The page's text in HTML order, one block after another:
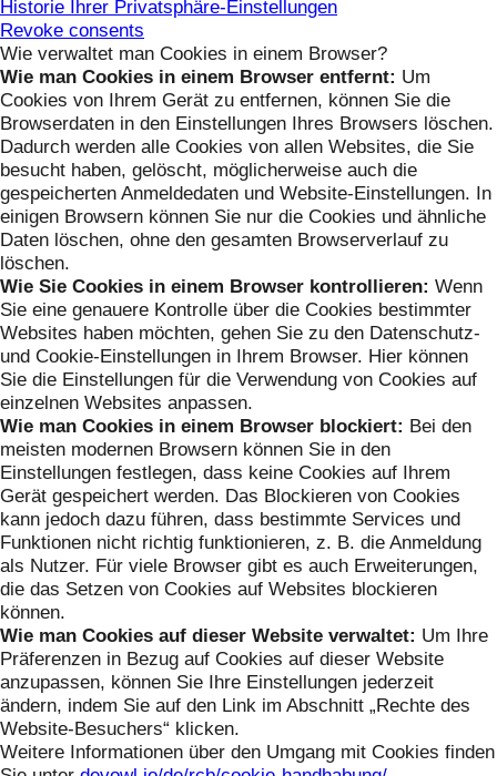
Historie Ihrer Privatsphäre-Einstellungen
Revoke consents
Wie verwaltet man Cookies in einem Browser?
Wie man Cookies in einem Browser entfernt: Um
Cookies von Ihrem Gerät zu entfernen, können Sie die
Browserdaten in den Einstellungen Ihres Browsers löschen.
Dadurch werden alle Cookies von allen Websites, die Sie
besucht haben, gelöscht, möglicherweise auch die
gespeicherten Anmeldedaten und Website-Einstellungen. In
einigen Browsern können Sie nur die Cookies und ähnliche
Daten löschen, ohne den gesamten Browserverlauf zu
löschen.
Wie Sie Cookies in einem Browser kontrollieren: Wenn
Sie eine genauere Kontrolle über die Cookies bestimmter
Websites haben möchten, gehen Sie zu den Datenschutz-
und Cookie-Einstellungen in Ihrem Browser. Hier können
Sie die Einstellungen für die Verwendung von Cookies auf
einzelnen Websites anpassen.
Wie man Cookies in einem Browser blockiert: Bei den
meisten modernen Browsern können Sie in den
Einstellungen festlegen, dass keine Cookies auf Ihrem
Gerät gespeichert werden. Das Blockieren von Cookies
kann jedoch dazu führen, dass bestimmte Services und
Funktionen nicht richtig funktionieren, z. B. die Anmeldung
als Nutzer. Für viele Browser gibt es auch Erweiterungen,
die das Setzen von Cookies auf Websites blockieren
können.
Wie man Cookies auf dieser Website verwaltet: Um Ihre
Präferenzen in Bezug auf Cookies auf dieser Website
anzupassen, können Sie Ihre Einstellungen jederzeit
ändern, indem Sie auf den Link im Abschnitt „Rechte des
Website-Besuchers“ klicken.
Weitere Informationen über den Umgang mit Cookies finden